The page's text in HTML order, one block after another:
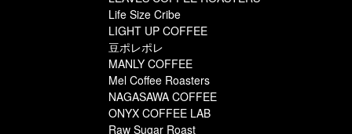
Life Size Cribe
LIGHT UP COFFEE
豆ポレポレ
MANLY COFFEE
Mel Coffee Roasters
NAGASAWA COFFEE
ONYX COFFEE LAB
Raw Sugar Roast